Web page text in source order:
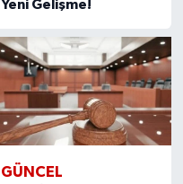
Yeni Gelişme!
GÜNCEL